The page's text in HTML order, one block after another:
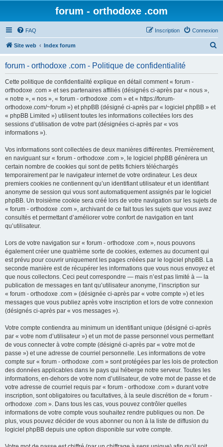
forum - orthodoxe .com
FAQ Connexion
Inscription
Site web Index forum
forum - orthodoxe .com - Politique de confidentialité
Cette politique de confidentialité explique en détail comment « forum -
orthodoxe .com » et ses partenaires affiliés (désignés ci-après par « nous »,
« notre », « nos », « forum - orthodoxe .com » et « https://forum-
orthodoxe.com/~forum ») et phpBB (désigné ci-après par « logiciel phpBB » et
« phpBB Limited ») utilisent toutes les informations collectées lors des
sessions d’utilisation de votre part (désignées ci-après par « vos
informations »).
Vos informations sont collectées de deux manières différentes. Premièrement,
en naviguant sur « forum - orthodoxe .com », le logiciel phpBB génèrera un
certain nombre de cookies qui sont de petits fichiers téléchargés
temporairement par le navigateur internet de votre ordinateur. Les deux
premiers cookies ne contiennent qu’un identifiant utilisateur et un identifiant
anonyme de session qui vous sont automatiquement assignés par le logiciel
phpBB. Un troisième cookie sera créé lors de votre navigation sur les sujets de
« forum - orthodoxe .com », archivant de ce fait tous les sujets que vous avez
consultés et permettant d’améliorer votre confort de navigation en tant
qu’utilisateur.
Lors de votre navigation sur « forum - orthodoxe .com », nous pouvons
également créer une quatrième sorte de cookies, externes au document qui
est prévu pour couvrir uniquement les pages créées par le logiciel phpBB. La
seconde manière est de récupérer les informations que vous nous envoyez et
que nous collectons. Ceci peut correspondre — mais n’est pas limité à — la
publication de messages en tant qu’utilisateur anonyme, l’inscription sur
« forum - orthodoxe .com » (désignée ci-après par « votre compte ») et les
messages que vous publiez après votre inscription et lors de votre connexion
(désignés ci-après par « vos messages »).
Votre compte contiendra au minimum un identifiant unique (désigné ci-après
par « votre nom d’utilisateur ») et un mot de passe personnel vous permettant
de vous connecter à votre compte (désigné ci-après par « votre mot de
passe ») et une adresse de courriel personnelle. Les informations de votre
compte sur « forum - orthodoxe .com » sont protégées par les lois de protection
des données applicables dans le pays qui héberge notre serveur. Toutes les
informations, en-dehors de votre nom d’utilisateur, de votre mot de passe et de
votre adresse de courriel requis par « forum - orthodoxe .com » durant votre
inscription, sont obligatoires ou facultatives, à la seule discrétion de « forum -
orthodoxe .com ». Dans tous les cas, vous pouvez contrôler quelles
informations de votre compte vous souhaitez rendre publiques ou non. De
plus, vous pouvez décider de vous abonner ou non à la liste de diffusion du
logiciel phpBB depuis une option disponible sur votre compte.